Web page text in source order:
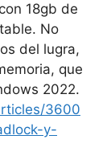
18gb de
No
del lugra,
que
2022.
3600
y-